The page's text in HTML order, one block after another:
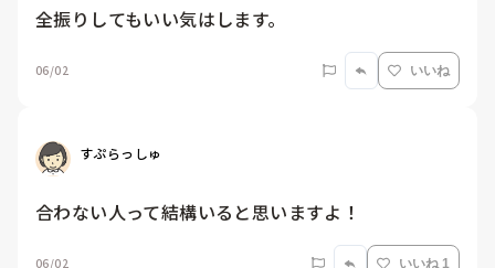
全振りしてもいい気はします。
06/02 いいね
すぷらっしゅ
合わない人って結構いると思いますよ！
06/02 いいね 1